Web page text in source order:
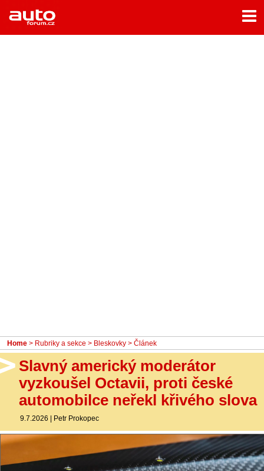
Home
Rubriky
Home > Rubriky a sekce > Bleskovky > Článek
Slavný americký moderátor
vyzkoušel Octavii, proti české
automobilce neřekl křivého slova
9.7.2026 | Petr Prokopec